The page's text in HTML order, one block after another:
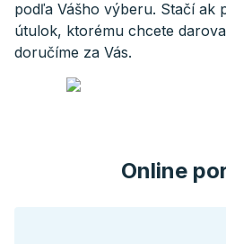
podľa Vášho výberu. Stačí ak
útulok, ktorému chcete
doručíme za Vás.
Online